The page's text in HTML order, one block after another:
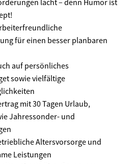
für einen besser planbaren
auf persönliches
sowie vielfältige
mit 30 Tagen Urlaub,
Jahressonder- und
Altersvorsorge und
Leistungen